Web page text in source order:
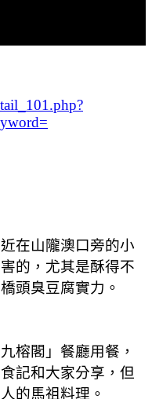
在山隴澳口旁的小
的，尤其是酥得不
頭臭豆腐實力。
榕閣」餐廳用餐，
記和大家分享，但
的馬祖料理。